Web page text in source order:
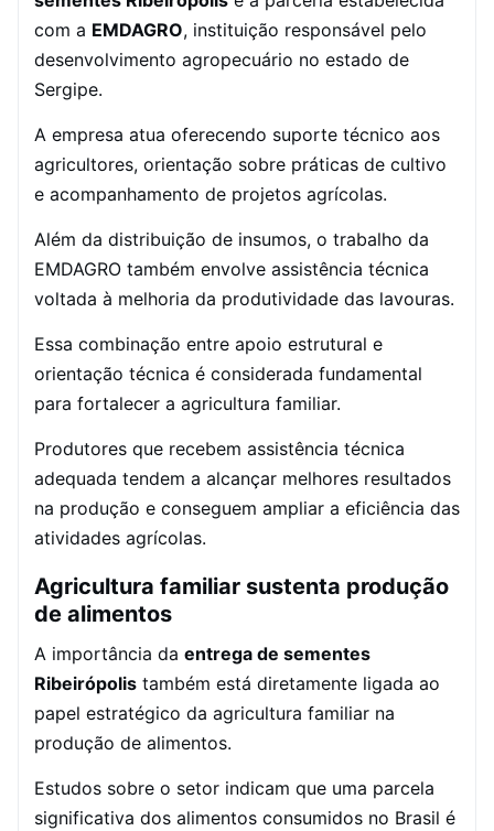
com a EMDAGRO, instituição responsável pelo
desenvolvimento agropecuário no estado de
Sergipe.
A empresa atua oferecendo suporte técnico aos
agricultores, orientação sobre práticas de cultivo
e acompanhamento de projetos agrícolas.
Além da distribuição de insumos, o trabalho da
EMDAGRO também envolve assistência técnica
voltada à melhoria da produtividade das lavouras.
Essa combinação entre apoio estrutural e
orientação técnica é considerada fundamental
para fortalecer a agricultura familiar.
Produtores que recebem assistência técnica
adequada tendem a alcançar melhores resultados
na produção e conseguem ampliar a eficiência das
atividades agrícolas.
Agricultura familiar sustenta produção
de alimentos
A importância da entrega de sementes
Ribeirópolis também está diretamente ligada ao
papel estratégico da agricultura familiar na
produção de alimentos.
Estudos sobre o setor indicam que uma parcela
significativa dos alimentos consumidos no Brasil é